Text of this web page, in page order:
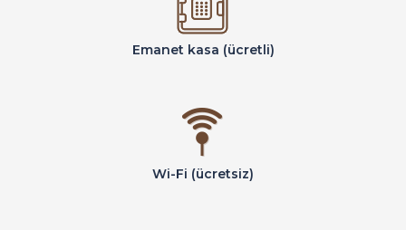
Emanet kasa (ücretli)
Wi-Fi (ücretsiz)